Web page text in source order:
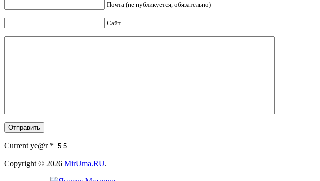
Почта (не публикуется, обязательно)
Сайт
Current ye@r *
Copyright © 2026 MirUma.RU.